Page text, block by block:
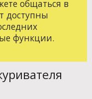
общаться в
доступны
функции.